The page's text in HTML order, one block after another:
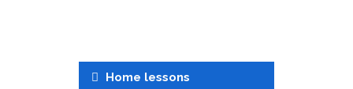
Home lessons